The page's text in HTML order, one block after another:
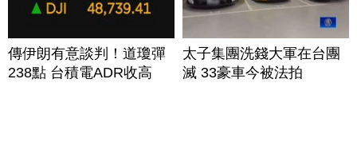
傳伊朗有意談判！道瓊彈
238點 台積電ADR收高
太子集團洗錢大軍在台團
滅 33豪車今被法拍